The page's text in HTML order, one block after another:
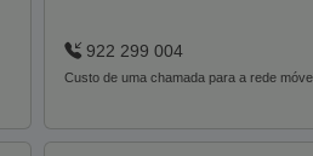
922 299 004
Custo de uma chamada para a rede